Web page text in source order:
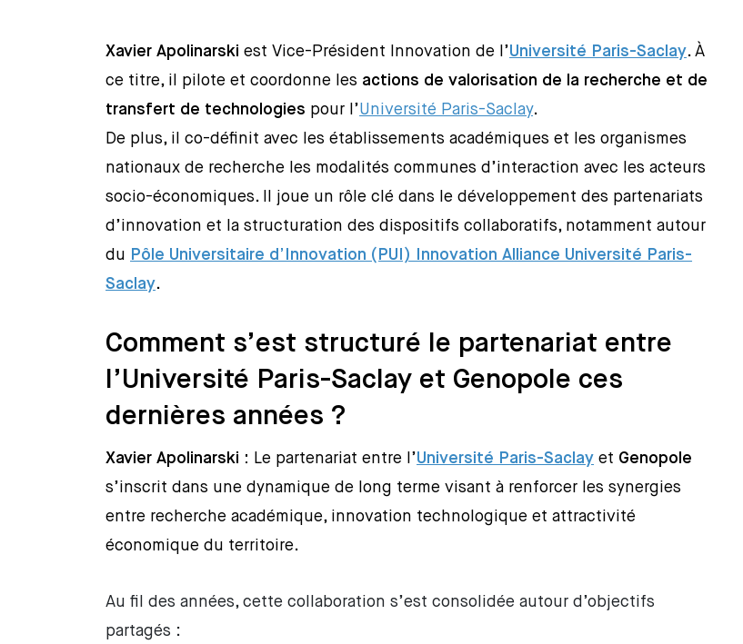
Xavier Apolinarski est Vice-Président Innovation de l’Université Paris-Saclay. À
ce titre, il pilote et coordonne les actions de valorisation de la recherche et de
transfert de technologies pour l’Université Paris-Saclay.
De plus, il co-définit avec les établissements académiques et les organismes
nationaux de recherche les modalités communes d’interaction avec les acteurs
socio-économiques. Il joue un rôle clé dans le développement des partenariats
d’innovation et la structuration des dispositifs collaboratifs, notamment autour
du Pôle Universitaire d’Innovation (PUI) Innovation Alliance Université Paris-
Saclay.
Comment s’est structuré le partenariat entre
l’Université Paris-Saclay et Genopole ces
dernières années ?
Xavier Apolinarski : Le partenariat entre l’Université Paris-Saclay et Genopole
s’inscrit dans une dynamique de long terme visant à renforcer les synergies
entre recherche académique, innovation technologique et attractivité
économique du territoire.
Au fil des années, cette collaboration s’est consolidée autour d’objectifs
partagés :